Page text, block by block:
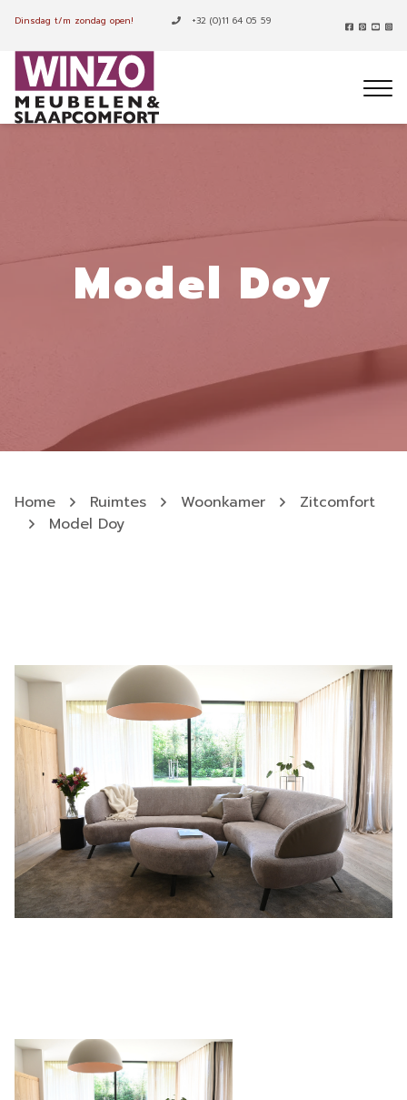
Dinsdag t/m zondag open! +32 (0)11 64 05 59
Model Doy
Home Ruimtes Woonkamer
Zitcomfort
Model Doy